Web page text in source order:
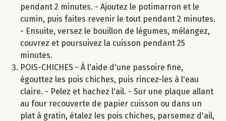
pendant 2 minutes. - Ajoutez le potimarron et le
cumin, puis faites revenir le tout pendant 2 minutes.
- Ensuite, versez le bouillon de légumes, mélangez,
couvrez et poursuivez la cuisson pendant 25
minutes.
POIS-CHICHES - À l'aide d'une passoire fine,
égouttez les pois chiches, puis rincez-les à l'eau
claire. - Pelez et hachez l'ail. - Sur une plaque allant
au four recouverte de papier cuisson ou dans un
plat à gratin, étalez les pois chiches, parsemez d'ail,